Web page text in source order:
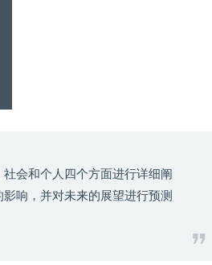
会和个人四个方面进行详细阐
响，并对未来的展望进行预测